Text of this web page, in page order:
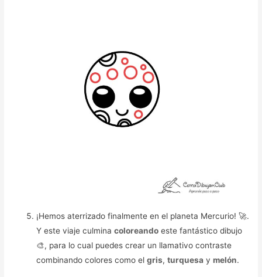
¡Hemos aterrizado finalmente en el planeta Mercurio! 🚀.
Y este viaje culminacoloreando este fantástico dibujo
🎨, para lo cual puedes crear un llamativo contraste
combinando colores como elgris,turquesa ymelón.